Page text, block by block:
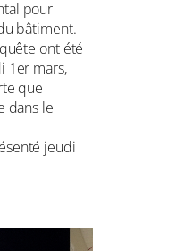
pour
bâtiment.
ont été
1er mars,
que
dans le
jeudi